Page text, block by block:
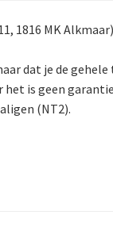
1816 MK
dat je de gehele
het is geen
(NT2).